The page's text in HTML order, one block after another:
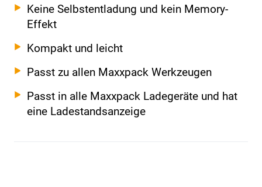
Keine Selbstentladung und kein Memory-
Effekt
Kompakt und leicht
Passt zu allen Maxxpack Werkzeugen
Passt in alle Maxxpack Ladegeräte und hat
eine Ladestandsanzeige